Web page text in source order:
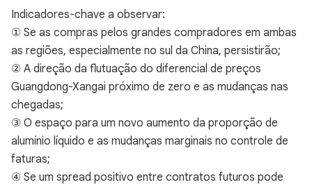
Indicadores-chave a observar:
① Se as compras pelos grandes compradores em ambas
as regiões, especialmente no sul da China, persistirão;
② A direção da flutuação do diferencial de preços
Guangdong-Xangai próximo de zero e as mudanças nas
chegadas;
③ O espaço para um novo aumento da proporção de
alumínio líquido e as mudanças marginais no controle de
faturas;
④ Se um spread positivo entre contratos futuros pode